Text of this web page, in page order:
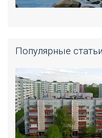
Популярные статьи